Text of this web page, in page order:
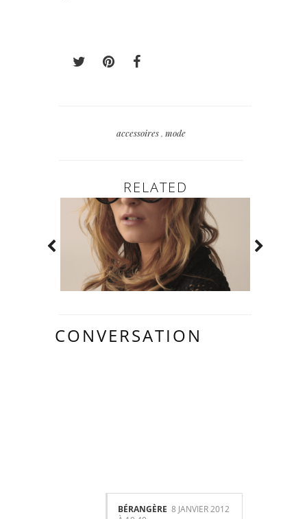
accessoires, mode
RELATED
CONVERSATION
BÉRANGÈRE 8 JANVIER 2012